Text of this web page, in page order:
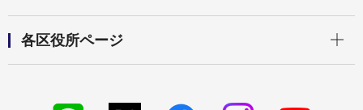
各区役所ページ